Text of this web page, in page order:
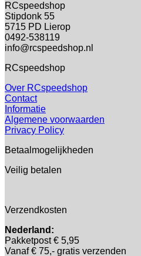
RCspeedshop
Stipdonk 55
5715 PD Lierop
0492-538119
info@rcspeedshop.nl
RCspeedshop
Over RCspeedshop
Contact
Informatie
Algemene voorwaarden
Privacy Policy
Betaalmogelijkheden
Veilig betalen
Verzendkosten
Nederland:
Pakketpost € 5,95
Vanaf € 75,- gratis verzenden